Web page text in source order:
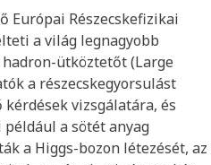
Európai Részecskefizikai
a világ legnagyobb
ütköztetőt (Large
a részecskegyorsulást
vizsgálatára, és
a sötét anyag
a Higgs-bozon létezését, az